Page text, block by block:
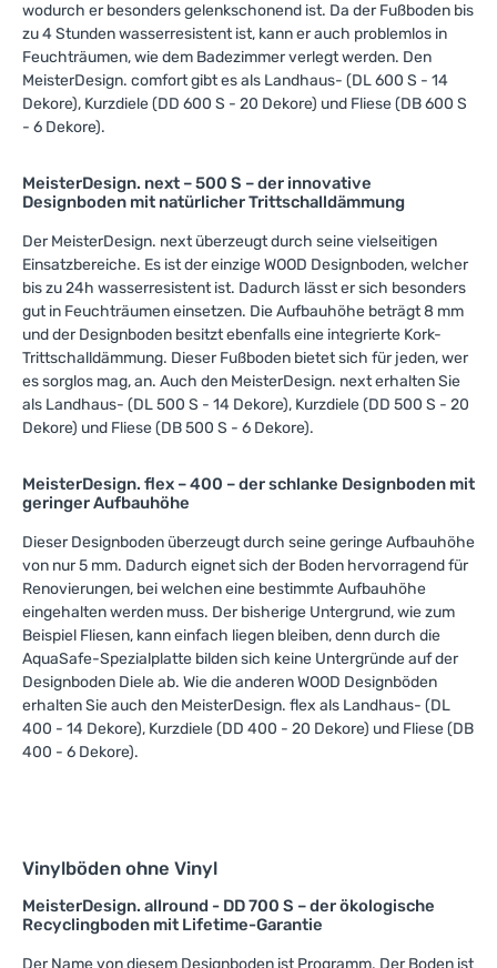
wodurch er besonders gelenkschonend ist. Da der Fußboden bis
zu 4 Stunden wasserresistent ist, kann er auch problemlos in
Feuchträumen, wie dem Badezimmer verlegt werden. Den
MeisterDesign. comfort gibt es als Landhaus- (DL 600 S - 14
Dekore), Kurzdiele (DD 600 S - 20 Dekore) und Fliese (DB 600 S
- 6 Dekore).
MeisterDesign. next – 500 S – der innovative
Designboden mit natürlicher Trittschalldämmung
Der MeisterDesign. next überzeugt durch seine vielseitigen
Einsatzbereiche. Es ist der einzige WOOD Designboden, welcher
bis zu 24h wasserresistent ist. Dadurch lässt er sich besonders
gut in Feuchträumen einsetzen. Die Aufbauhöhe beträgt 8 mm
und der Designboden besitzt ebenfalls eine integrierte Kork-
Trittschalldämmung. Dieser Fußboden bietet sich für jeden, wer
es sorglos mag, an. Auch den MeisterDesign. next erhalten Sie
als Landhaus- (DL 500 S - 14 Dekore), Kurzdiele (DD 500 S - 20
Dekore) und Fliese (DB 500 S - 6 Dekore).
MeisterDesign. flex – 400 – der schlanke Designboden mit
geringer Aufbauhöhe
Dieser Designboden überzeugt durch seine geringe Aufbauhöhe
von nur 5 mm. Dadurch eignet sich der Boden hervorragend für
Renovierungen, bei welchen eine bestimmte Aufbauhöhe
eingehalten werden muss. Der bisherige Untergrund, wie zum
Beispiel Fliesen, kann einfach liegen bleiben, denn durch die
AquaSafe-Spezialplatte bilden sich keine Untergründe auf der
Designboden Diele ab. Wie die anderen WOOD Designböden
erhalten Sie auch den MeisterDesign. flex als Landhaus- (DL
400 - 14 Dekore), Kurzdiele (DD 400 - 20 Dekore) und Fliese (DB
400 - 6 Dekore).
Vinylböden ohne Vinyl
MeisterDesign. allround - DD 700 S – der ökologische
Recyclingboden mit Lifetime-Garantie
Der Name von diesem Designboden ist Programm. Der Boden ist